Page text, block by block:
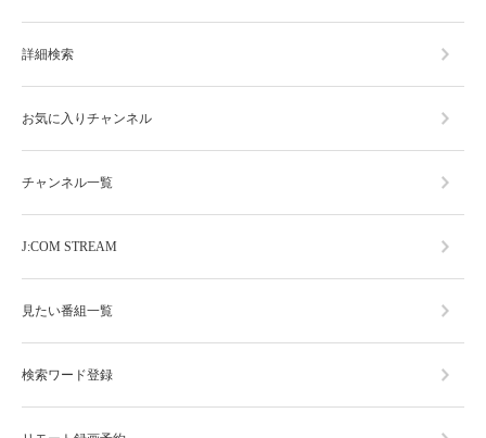
詳細検索
お気に入りチャンネル
チャンネル一覧
J:COM STREAM
見たい番組一覧
検索ワード登録